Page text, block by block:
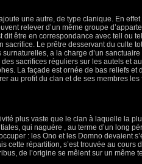
une autre, de type clanique. En
relever d’un même groupe
dit être en correspondance avec tell ou
sacrifice. Le prêtre desservant du culte
surnaturelles, a la charge d’un
des sacrifices réguliers sur les autels et
La façade est ornée de bas reliefs
au profit du clan et de ses membres
plus vaste que le clan à laquelle la
qui naguère , au terme d’un long
: les Ono et les Domno devaient
cette répartition, s’est trouvée au
de l’origine se mêlent sur un même